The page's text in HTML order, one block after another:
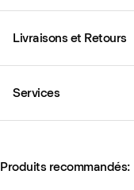
Livraisons et Retours
Services
Produits recommandés: